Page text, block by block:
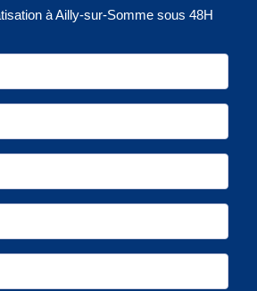
à Ailly-sur-Somme sous 48H